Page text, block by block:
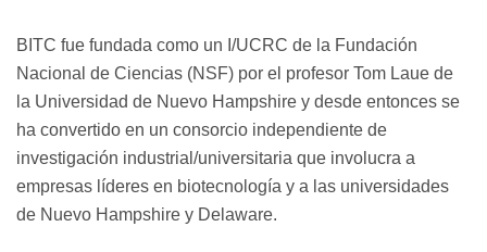
BITC fue fundada como un I/UCRC de la Fundación
Nacional de Ciencias (NSF) por el profesor Tom Laue de
la Universidad de Nuevo Hampshire y desde entonces se
ha convertido en un consorcio independiente de
investigación industrial/universitaria que involucra a
empresas líderes en biotecnología y a las universidades
de Nuevo Hampshire y Delaware.